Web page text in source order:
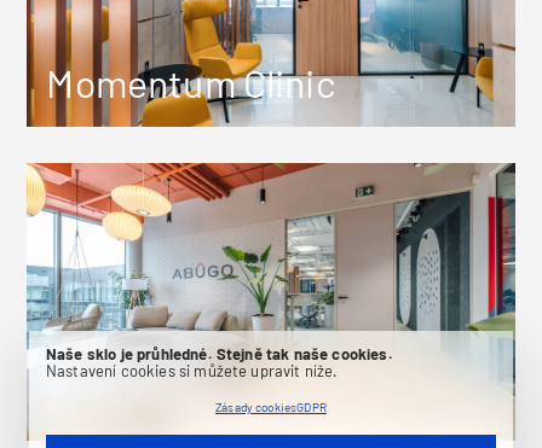
Naše sklo je průhledné. Stejně tak naše cookies.
Nastavení cookies si můžete upravit níže.
Zásady cookiesGDPR
Momentum Clinic